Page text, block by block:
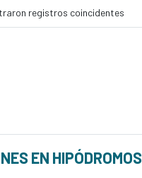
registros coincidentes
EN HIPÓDROMOS